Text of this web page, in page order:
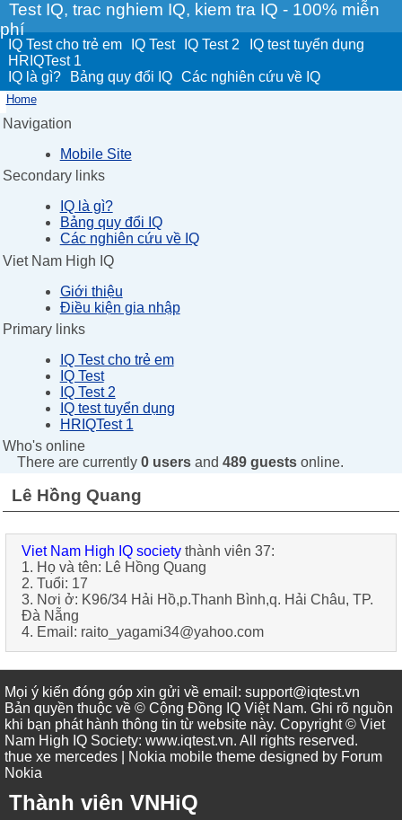
Test IQ, trac nghiem IQ, kiem tra IQ - 100% miễn
phí
IQ Test cho trẻ em IQ Test IQ Test 2
IQ test tuyển dụng
HRIQTest 1
IQ là gì?
Bảng quy đổi IQ Các nghiên cứu về IQ
Home
Navigation
Mobile Site
Secondary links
IQ là gì?
Bảng quy đổi IQ
Các nghiên cứu về IQ
Viet Nam High IQ
Giới thiệu
Điều kiện gia nhập
Primary links
IQ Test cho trẻ em
IQ Test
IQ Test 2
IQ test tuyển dụng
HRIQTest 1
Who's online
There are currently 0 usersand 489 guestsonline.
Lê Hồng Quang
Viet Nam High IQ societythành viên 37:
1. Họ và tên: Lê Hồng Quang
2. Tuổi: 17
3. Nơi ở: K96/34 Hải Hồ,p.Thanh Bình,q. Hải Châu, TP.
Đà Nẵng
4. Email: raito_yagami34@yahoo.com
Mọi ý kiến đóng góp xin gửi về email: support@iqtest.vn
Bản quyền thuộc về © Cộng Đồng IQ Việt Nam. Ghi rõ nguồn
khi bạn phát hành thông tin từ website này. Copyright © Viet
Nam High IQ Society: www.iqtest.vn. All rights reserved.
thue xe mercedes | Nokia mobile theme designed by Forum
Nokia
Thành viên VNHiQ